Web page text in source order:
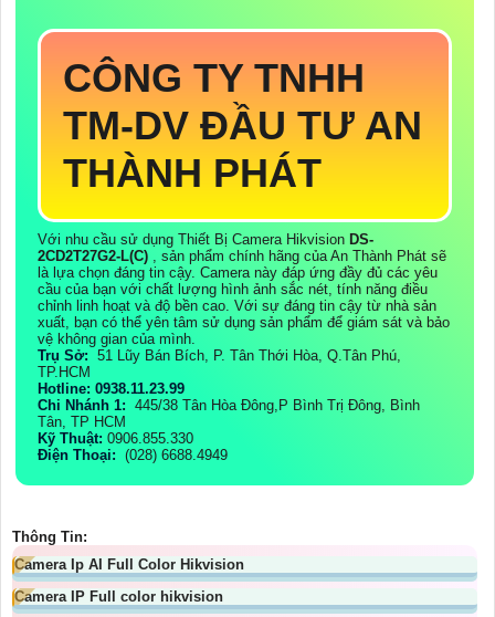
CÔNG TY TNHH
TM-DV ĐẦU TƯ AN
THÀNH PHÁT
Với nhu cầu sử dụng Thiết Bị Camera Hikvision DS-
2CD2T27G2-L(C) , sản phẩm chính hãng của An Thành Phát sẽ
là lựa chọn đáng tin cậy. Camera này đáp ứng đầy đủ các yêu
cầu của bạn với chất lượng hình ảnh sắc nét, tính năng điều
chỉnh linh hoạt và độ bền cao. Với sự đáng tin cậy từ nhà sản
xuất, bạn có thể yên tâm sử dụng sản phẩm để giám sát và bảo
vệ không gian của mình.
Trụ Sở: 51 Lũy Bán Bích, P. Tân Thới Hòa, Q.Tân Phú,
TP.HCM
Hotline: 0938.11.23.99
Chi Nhánh 1: 445/38 Tân Hòa Đông,P Bình Trị Đông, Bình
Tân, TP HCM
Kỹ Thuật: 0906.855.330
Điện Thoại: (028) 6688.4949
Thông Tin:
Camera Ip AI Full Color Hikvision
Camera IP Full color hikvision